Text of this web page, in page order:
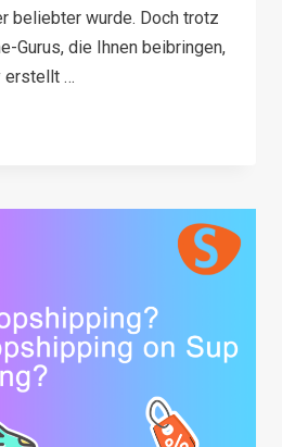
beliebter wurde. Doch trotz
Gurus, die Ihnen beibringen,
erstellt …